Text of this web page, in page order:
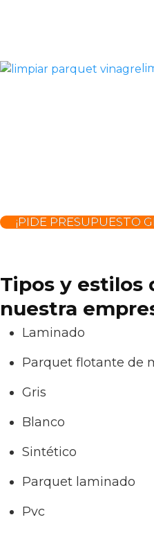
¡PIDE PRESUPUESTO
Tipos y estilos
nuestra
Laminado
Parquet flotante de
Gris
Blanco
Sintético
Parquet laminado
Pvc